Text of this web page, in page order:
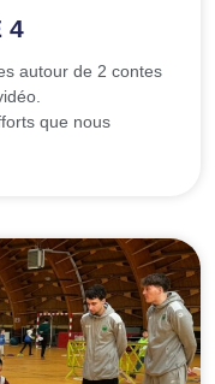
4
autour de 2 contes
que nous